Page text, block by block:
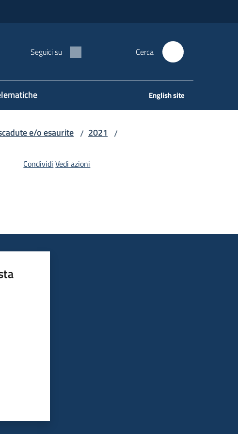
Seguici su Cerca
English site
e/o esaurite / 2021 /
Condividi Vedi azioni